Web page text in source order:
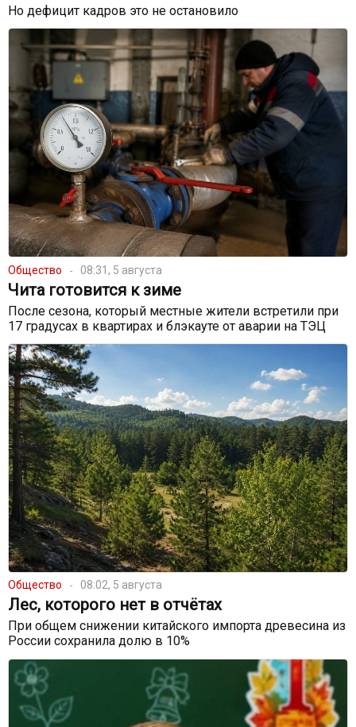
Но дефицит кадров это не остановило
Общество 08:31, 5 августа
Чита готовится к зиме
После сезона, который местные жители встретили при
17 градусах в квартирах и блэкауте от аварии на ТЭЦ
Общество 08:02, 5 августа
Лес, которого нет в отчётах
При общем снижении китайского импорта древесина из
России сохранила долю в 10%